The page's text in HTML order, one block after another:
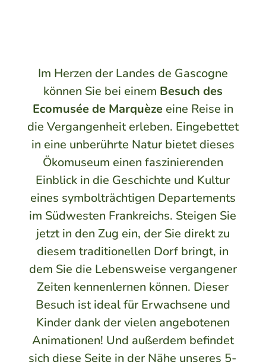
Im Herzen der Landes de Gascogne
können Sie bei einem Besuch des
Ecomusée de Marquèzeeine Reise in
die Vergangenheit erleben. Eingebettet
in eine unberührte Natur bietet dieses
Ökomuseum einen faszinierenden
Einblick in die Geschichte und Kultur
eines symbolträchtigen Departements
im Südwesten Frankreichs. Steigen Sie
jetzt in den Zug ein, der Sie direkt zu
diesem traditionellen Dorf bringt, in
dem Sie die Lebensweise vergangener
Zeiten kennenlernen können. Dieser
Besuch ist ideal für Erwachsene und
Kinder dank der vielen angebotenen
Animationen! Und außerdem befindet
sich diese Seite in der Nähe unseres5-